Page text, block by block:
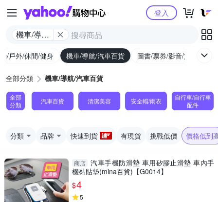
Yahoo購物中心
機車/導航/
登入
/戶外/休閒/健身 機車/導航/汽車百貨 圖書/票券/影音/文具
全部分類 機車/導航/汽車百貨
全部
分類
汽車百貨 清潔美容 安全帽/雨衣
自行車/自行車
配件
分類 品牌 快速到貨 有現貨 挑戰低價 價格低到
商店 汽車手機防滑墊 車用矽膠止滑墊 車內手
機黏貼墊(mina百貨)【G0014】
$4
5